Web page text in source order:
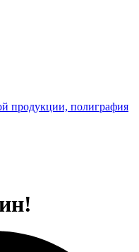
продукции, полиграфия